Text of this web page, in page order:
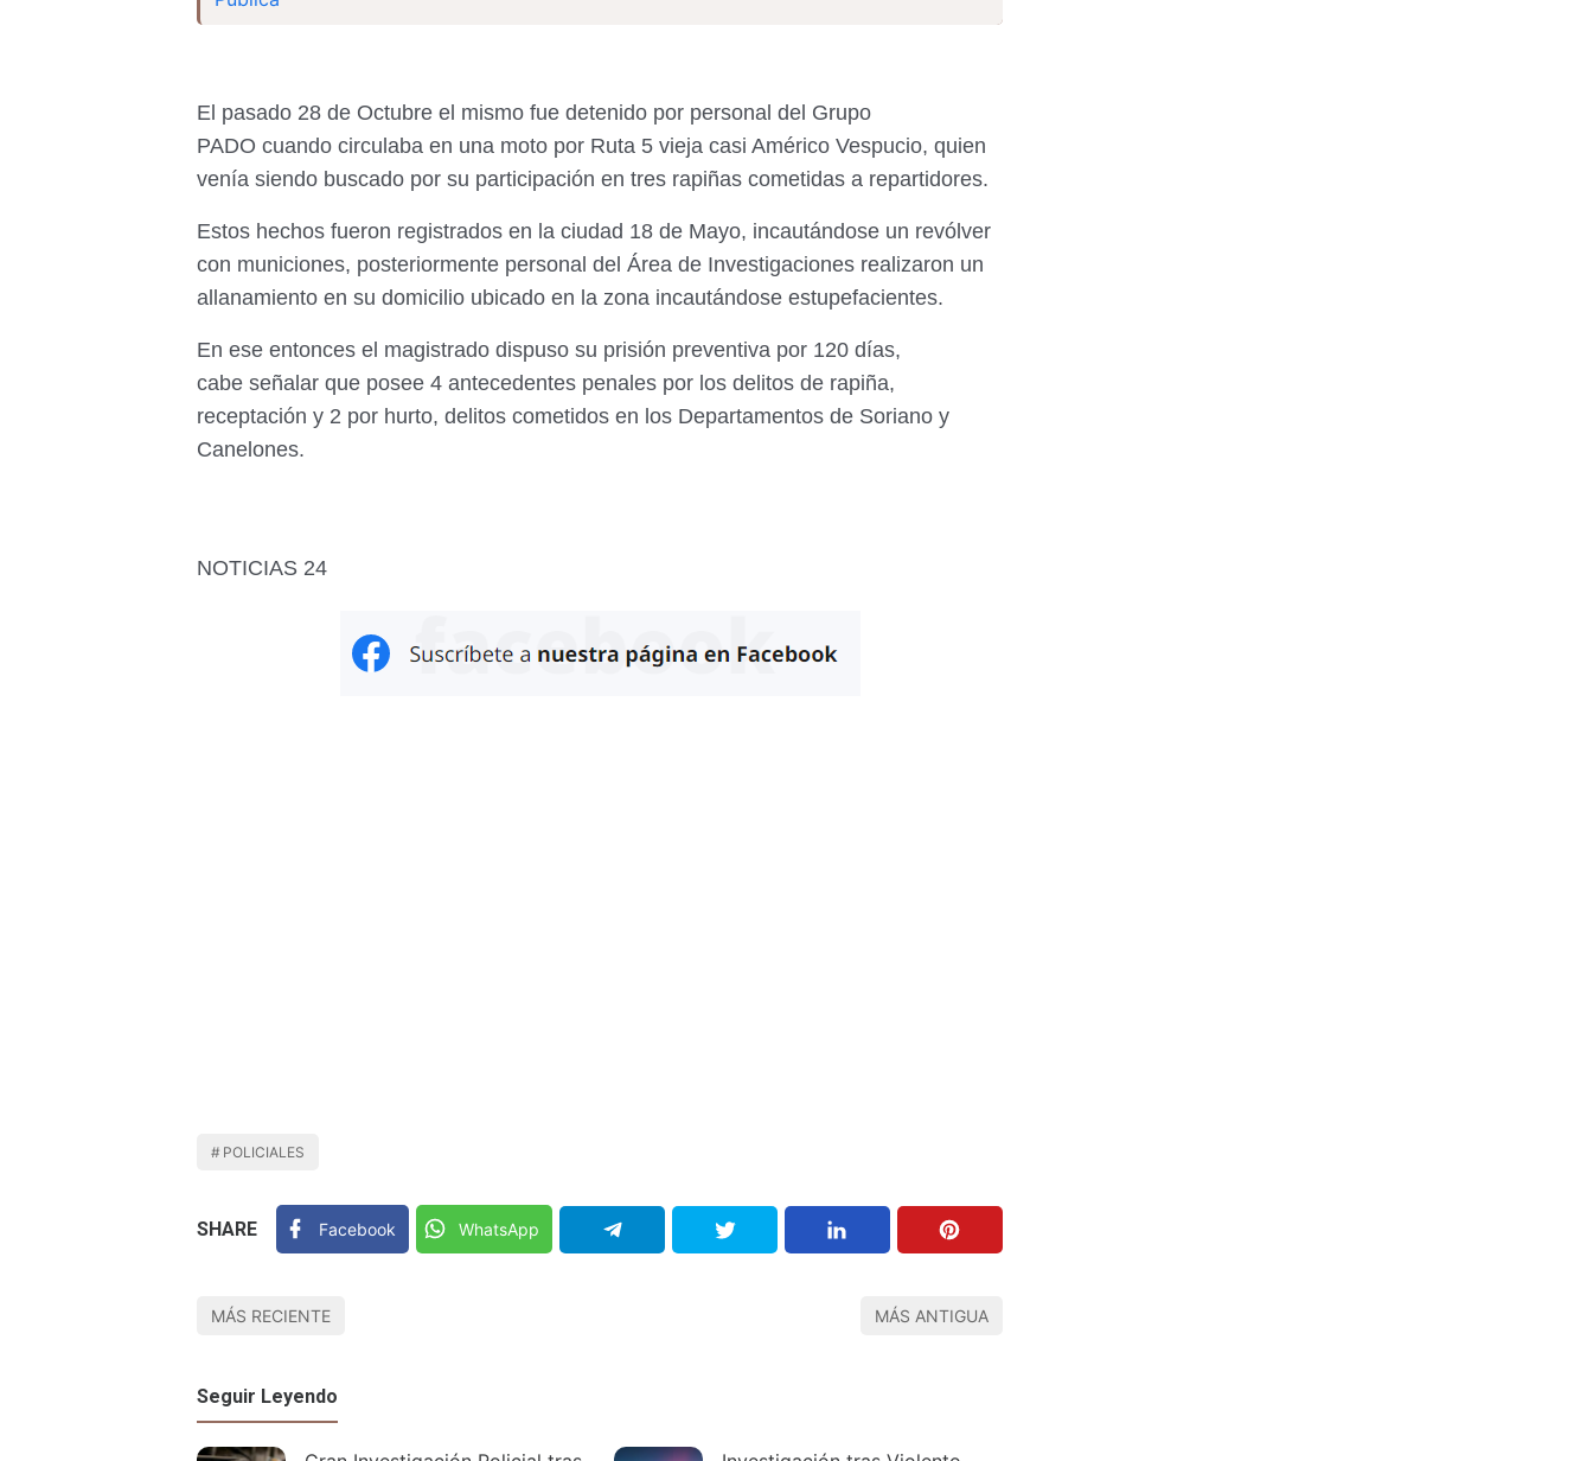
El pasado 28 de Octubre el mismo fue detenido por personal del Grupo
PADO cuando circulaba en una moto por Ruta 5 vieja casi Américo Vespucio, quien
venía siendo buscado por su participación en tres rapiñas cometidas a repartidores.
Estos hechos fueron registrados en la ciudad 18 de Mayo, incautándose un revólver
con municiones, posteriormente personal del Área de Investigaciones realizaron un
allanamiento en su domicilio ubicado en la zona incautándose estupefacientes.
En ese entonces el magistrado dispuso su prisión preventiva por 120 días,
cabe señalar que posee 4 antecedentes penales por los delitos de rapiña,
receptación y 2 por hurto, delitos cometidos en los Departamentos de Soriano y
Canelones.
NOTICIAS 24
POLICIALES
SHARE Facebook WhatsApp
MÁS RECIENTE MÁS ANTIGUA
Seguir Leyendo